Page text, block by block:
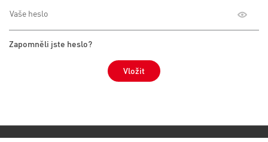
Vaše heslo
Toggle
Zapomněli jste heslo?
Vložit